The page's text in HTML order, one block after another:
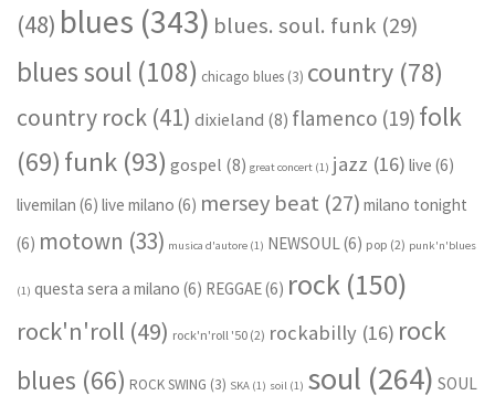
(48) blues (343) blues. soul. funk (29)
blues soul (108) chicago blues (3) country (78)
country rock (41) dixieland (8) flamenco (19) folk
(69) funk (93) gospel (8) great concert (1) jazz (16) live (6)
livemilan (6) live milano (6) mersey beat (27) milano tonight
(6) motown (33) musica d'autore (1) NEWSOUL(6) pop (2) punk'n'blues
(1) questa sera a milano (6) REGGAE(6) rock (150)
rock'n'roll (49) rock'n'roll '50 (2) rockabilly (16) rock
blues (66) ROCK SWING (3) SKA (1) soil (1) soul (264) SOUL